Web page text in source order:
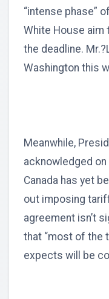
“intense phase”
White House aim
the deadline.
Washington this
Meanwhile,
acknowledged
Canada has yet
out imposing
agreement isn’t
that “most of the
expects will be